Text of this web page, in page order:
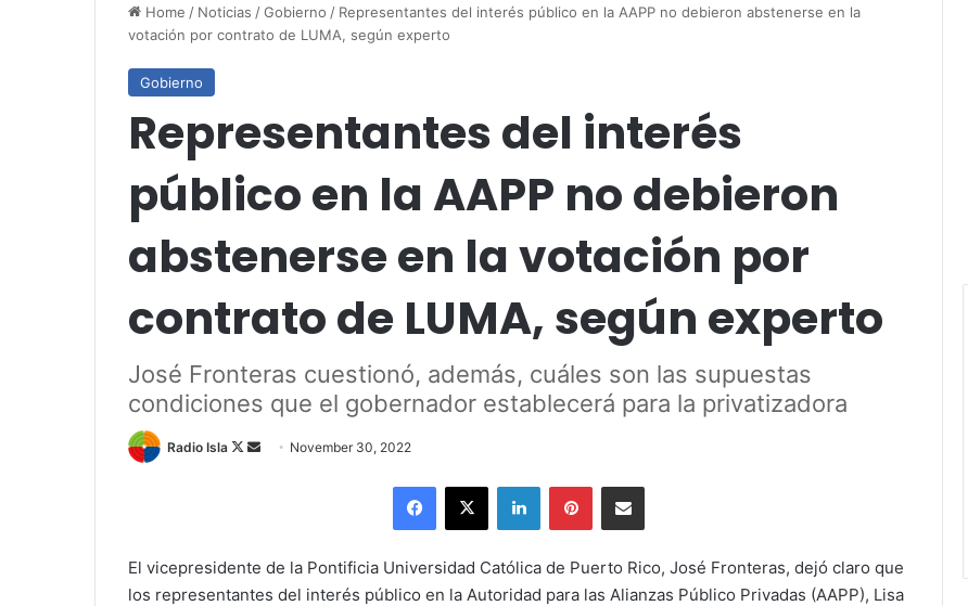
Home / Noticias /Gobierno / Representantes del interés público en la AAPP no debieron abstenerse en la
votación por contrato de LUMA, según experto
Gobierno
Representantes del interés
público en la AAPP no debieron
abstenerse en la votación por
contrato de LUMA, según experto
José Fronteras cuestionó, además, cuáles son las supuestas
condiciones que el gobernador establecerá para la privatizadora
Radio Isla
Follow
Send November 30, 2022
Facebook
X LinkedInPinterestShare via Email
El vicepresidente de la Pontificia Universidad Católica de Puerto Rico, José Fronteras, dejó claro que
los representantes del interés público en la Autoridad para las Alianzas Público Privadas (AAPP), Lisa